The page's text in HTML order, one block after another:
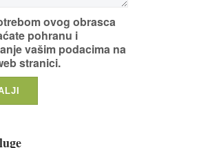
ovog obrasca
pohranu i
vašim podacima na
stranici.